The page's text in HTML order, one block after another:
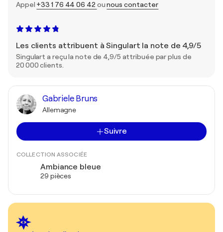
Appel +33 1 76 44 06 42 ounous contacter
Les clients attribuent à Singulart la note de 4,9/5
Singulart a reçu la note de 4,9/5 attribuée par plus de
20 000 clients.
Gabriele Bruns
Allemagne
Suivre
COLLECTION ASSOCIÉE
Ambiance bleue
29 pièces